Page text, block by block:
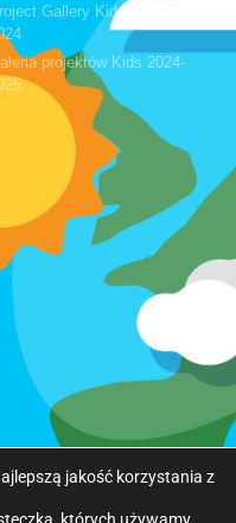
Gallery Kids 2023-
projektów Kids 2024-
jakość korzystania z